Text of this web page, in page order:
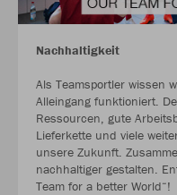
Nachhaltigkeit
Als Teamsportler wissen
Alleingang funktioniert.
Ressourcen, gute
Lieferkette und viele
unsere Zukunft.
nachhaltiger gestalten.
Team for a better World“!